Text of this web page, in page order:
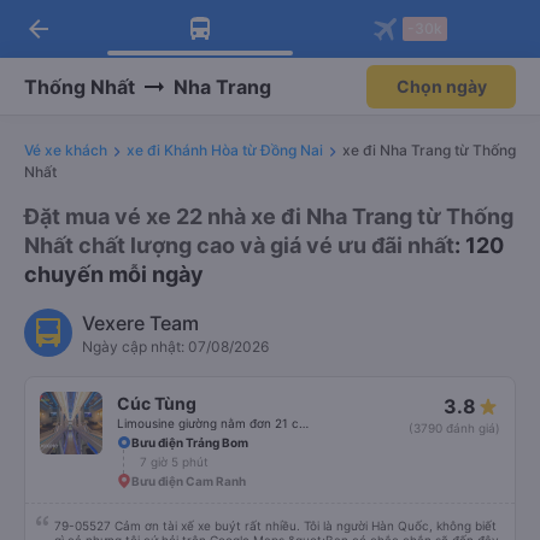
Tải app Vexere ngay!
Nhận ưu đãi thành viên độc
Mở app
Tải app Vexere
-30k/ghế khi đặt vé máy bay qua
Mở app
arrow_back
Thống Nhất Nha Trang Chọn ngày
Vé xe khách xe đi Khánh Hòa từ Đồng Nai
xe đi Nha Trang từ Thống
Nhất
Đặt mua vé xe 22 nhà xe đi Nha Trang từ Thống
Nhất chất lượng cao và giá vé ưu đãi nhất: 120
chuyến mỗi ngày
Vexere Team
Ngày cập nhật: 07/08/2026
Cúc Tùng 3.8
(3790 đánh giá)
Bưu điện Trảng Bom
7 giờ 5 phút
Bưu điện Cam Ranh
79-05527 Cảm ơn tài xế xe buýt rất nhiều. Tôi là người Hàn Quốc, không biết